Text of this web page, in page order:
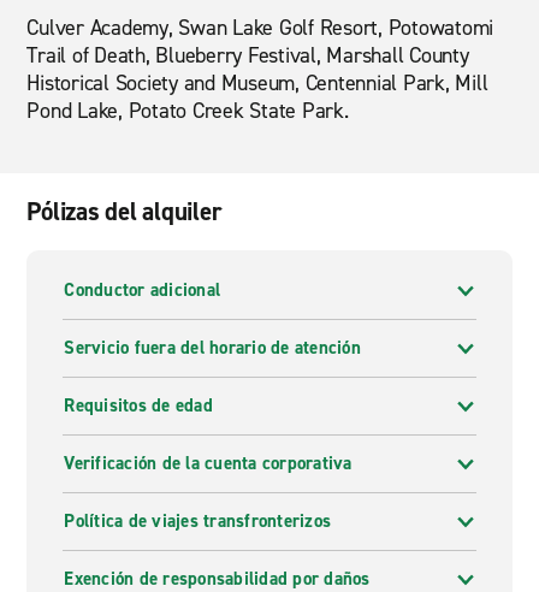
Culver Academy, Swan Lake Golf Resort, Potowatomi
Trail of Death, Blueberry Festival, Marshall County
Historical Society and Museum, Centennial Park, Mill
Pond Lake, Potato Creek State Park.
Pólizas del alquiler
Conductor adicional
Servicio fuera del horario de atención
Requisitos de edad
Verificación de la cuenta corporativa
Política de viajes transfronterizos
Exención de responsabilidad por daños